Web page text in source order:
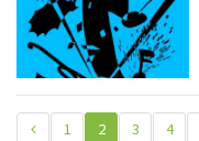
1 2 3 4